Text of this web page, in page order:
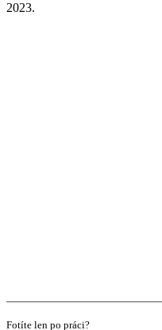
2023.
Fotíte len po práci?